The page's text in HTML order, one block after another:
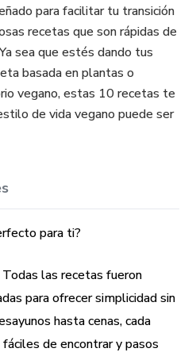
para facilitar tu transición
recetas que son rápidas de
sea que estés dando tus
basada en plantas o
vegano, estas 10 recetas te
de vida vegano puede ser
para ti?
las recetas fueron
para ofrecer simplicidad sin
hasta cenas, cada
de encontrar y pasos